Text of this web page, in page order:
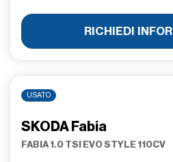
RICHIEDI
USATO
SKODA Fabia
FABIA 1.0 TSI EVO STYLE 110CV